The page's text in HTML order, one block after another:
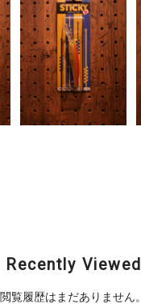
Recently Viewed
閲覧履歴はまだありません。